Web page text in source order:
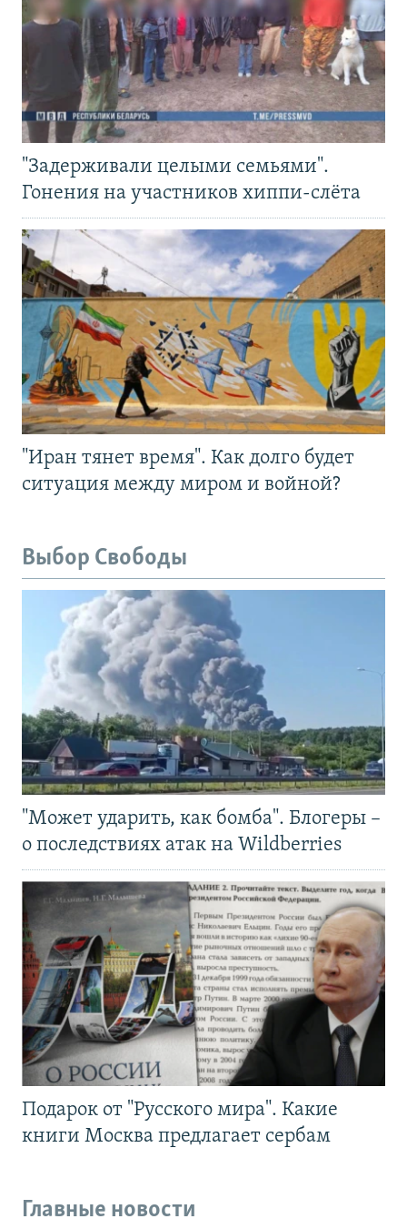
"Задерживали целыми семьями".
Гонения на участников хиппи-слёта
"Иран тянет время". Как долго будет
ситуация между миром и войной?
Выбор Свободы
"Может ударить, как бомба". Блогеры –
о последствиях атак на Wildberries
Подарок от "Русского мира". Какие
книги Москва предлагает сербам
Главные новости